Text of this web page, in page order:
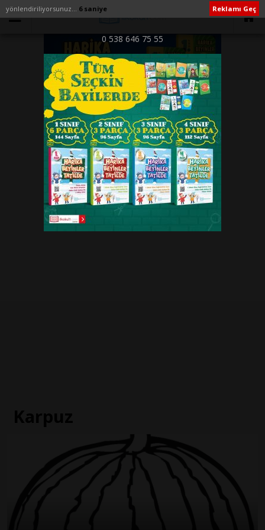
yönlendiriliyorsunuz... 6 saniye Reklamı Geç
0 538 646 75 55